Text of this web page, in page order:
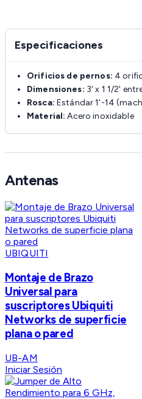
Especificaciones
Orificios de pernos: 4
Dimensiones: 3' x 1 1/2'
Rosca: Estándar 1'-14
Material: Acero inoxidable
Antenas
UBIQUITI
Montaje de Brazo
Universal para
suscriptores Ubiquiti
Networks de superficie
plana o pared
UB-AM
Iniciar Sesión